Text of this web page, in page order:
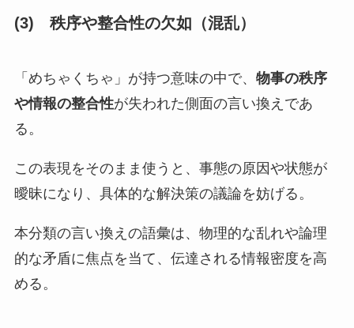
(3) 秩序や整合性の欠如（混乱）
「めちゃくちゃ」が持つ意味の中で、 物事の秩序
や情報の整合性が失われた側面の言い換えであ
る。
この表現をそのまま使うと、事態の原因や状態が
曖昧になり、具体的な解決策の議論を妨げる。
本分類の言い換えの語彙は、物理的な乱れや論理
的な矛盾に焦点を当て、伝達される情報密度を高
める。